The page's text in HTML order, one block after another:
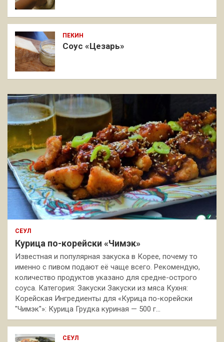
ПЕКИН
Соус «Цезарь»
СЕУЛ
Курица по-корейски «Чимэк»
Известная и популярная закуска в Корее, почему то
именно с пивом подают её чаще всего. Рекомендую,
количество продуктов указано для средне-острого
соуса. Категория: Закуски Закуски из мяса Кухня:
Корейская Ингредиенты для «Курица по-корейски
"Чимэк"»: Курица Грудка куриная — 500 г…
СЕУЛ